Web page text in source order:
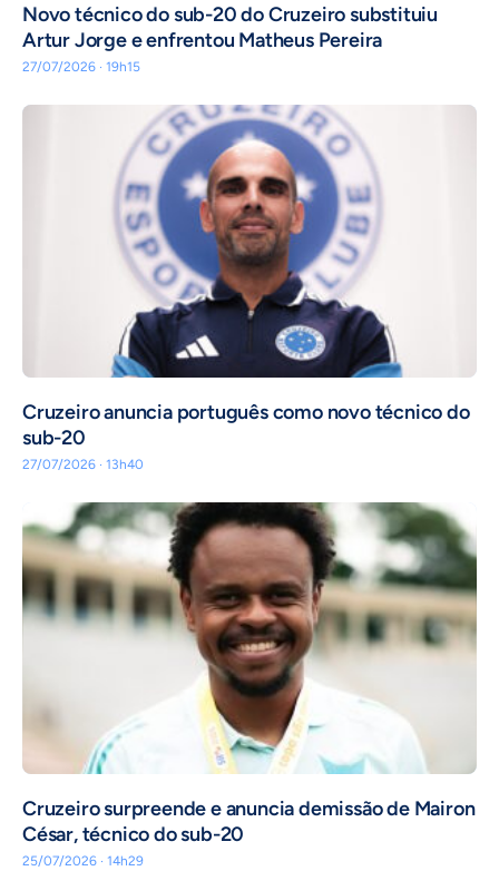
Novo técnico do sub-20 do Cruzeiro substituiu
Artur Jorge e enfrentou Matheus Pereira
27/07/2026 · 19h15
Cruzeiro anuncia português como novo técnico do
sub-20
27/07/2026 · 13h40
Cruzeiro surpreende e anuncia demissão de Mairon
César, técnico do sub-20
25/07/2026 · 14h29